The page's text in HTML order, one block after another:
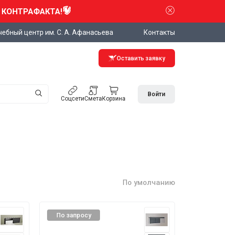
КОНТРАФАКТА!
центр им. С. А. Афанасьева Контакты
Оставить заявку
СоцсетиСмета Корзина
Войти
По умолчанию
По запросу